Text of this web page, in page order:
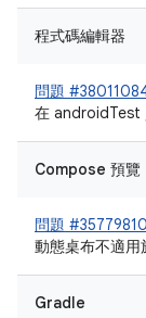
程式碼編輯器
問題
在 androidTest
Compose 預覽
問題
動態桌布不適用
Gradle